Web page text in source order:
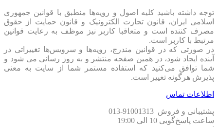
توجه داشته باشید کلیه اصول و رویه‏‌ها منطبق با قوانین جمهوری
اسلامی ایران، قانون تجارت الکترونیک و قانون حمایت از حقوق
مصرف کننده است و متعاقبا کاربر نیز موظف به رعایت قوانین
مرتبط با کاربر است.
در صورتی که در قوانین مندرج، رویه‏‌ها و سرویس‏‌ها تغییراتی در
آینده ایجاد شود، در همین صفحه منتشر و به روز رسانی می شود و
شما توافق می‏‌کنید که استفاده مستمر شما از سایت به معنی
پذیرش هرگونه تغییر است.
اطلاعات تماس
پشتیبانی و فروش 91001313-013
ساعت پاسخ‌گویی 10 الی 19:00